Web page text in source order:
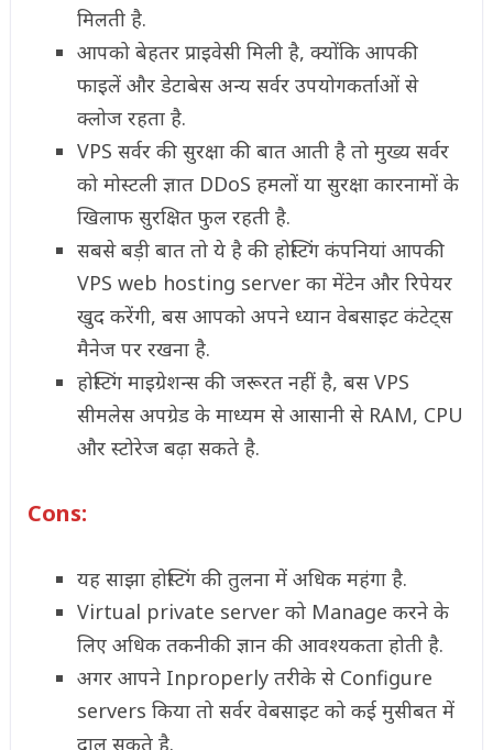
मिलती है.
आपको बेहतर प्राइवेसी मिली है, क्योंकि आपकी
फाइलें और डेटाबेस अन्य सर्वर उपयोगकर्ताओं से
क्लोज रहता है.
VPS सर्वर की सुरक्षा की बात आती है तो मुख्य सर्वर
को मोस्टली ज्ञात DDoS हमलों या सुरक्षा कारनामों के
खिलाफ सुरक्षित फुल रहती है.
सबसे बड़ी बात तो ये है की होस्टिंग कंपनियां आपकी
VPS web hosting server का मेंटेन और रिपेयर
खुद करेंगी, बस आपको अपने ध्यान वेबसाइट कंटेट्स
मैनेज पर रखना है.
होस्टिंग माइग्रेशन्स की जरूरत नहीं है, बस VPS
सीमलेस अपग्रेड के माध्यम से आसानी से RAM, CPU
और स्टोरेज बढ़ा सकते है.
Cons:
यह साझा होस्टिंग की तुलना में अधिक महंगा है.
Virtual private server को Manage करने के
लिए अधिक तकनीकी ज्ञान की आवश्यकता होती है.
अगर आपने Inproperly तरीके से Configure
servers किया तो सर्वर वेबसाइट को कई मुसीबत में
दाल सकते है.